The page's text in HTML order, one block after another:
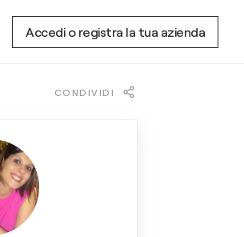
Accedi o registra la tua azienda
CONDIVIDI